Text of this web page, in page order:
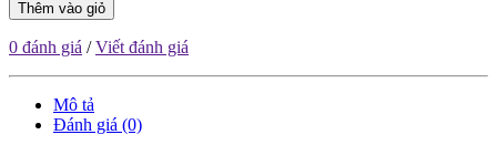
Thêm vào giỏ
0 đánh giá /Viết đánh giá
Mô tả
Đánh giá (0)